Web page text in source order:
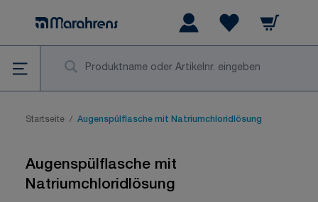
Warenkorb
Startseite / Augenspülflasche mit Natriumchloridlösung
Augenspülflasche mit
Natriumchloridlösung